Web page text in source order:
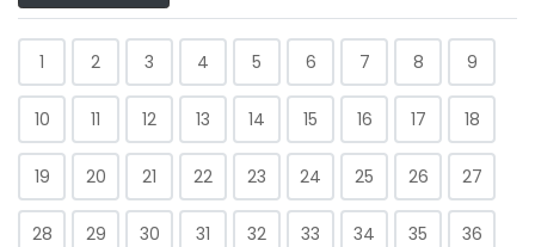
1 2 3 4 5 6 7 8 9
10 11 12 13 14 15 16 17 18
19 20 21 22 23 24 25 26 27
28 29 30 31 32 33 34 35 36